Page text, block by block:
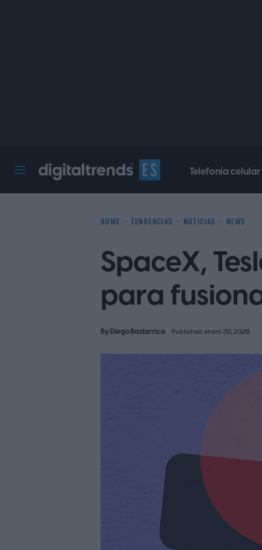
Telefonía celular
HOME TENDENCIAS NOTICIAS NEWS
SpaceX,
para
ByDiego Bastarrica Published enero 30, 2026